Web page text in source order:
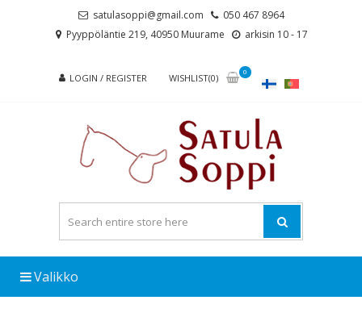
satulasoppi@gmail.com
050 467 8964
Pyyppöläntie 219, 40950 Muurame
arkisin 10 - 17
LOGIN / REGISTER WISHLIST(0)
0
Valikko